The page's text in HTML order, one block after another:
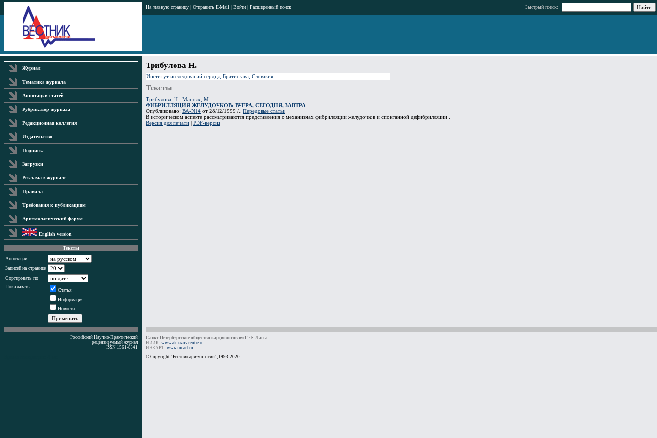
На главную страницу | Отправить E-Mail | Войти | Расширенный поиск Быстрый поиск:
Журнал
Тематика журнала
Аннотации статей
Рубрикатор журнала
Редакционная коллегия
Издательство
Подписка
Загрузки
Реклама в журнале
Правила
Требования к публикациям
Аритмологический форум
English version
Тексты
Аннотации
Записей на странице
Сортировать по
Показывать
Статья
Информация
Новости
Трибулова Н.
Институт исследований сердца, Братислава, Словакия
Тексты
Трибулова, Н.
Маноах, М.
ФИБРИЛЛЯЦИЯ ЖЕЛУДОЧКОВ: ВЧЕРА, СЕГОДНЯ, ЗАВТРА
Опубликовано: ВА-N14 от 28/12/1999 /.. Передовые статьи
В историческом аспекте рассматриваются представления о механизмах фибрилляции желудочков и спонтанной дефибрилляции .
Версия для печати | PDF-версия
Российский Научно-Практический
рецензируемый журнал
ISSN 1561-8641
Санкт-Петербургское общество кардиологов им Г. Ф. Ланга
НИИК: www.almazovcentre.ru
ИНКАРТ: www.incart.ru
© Copyright "Вестник аритмологии", 1993-2020